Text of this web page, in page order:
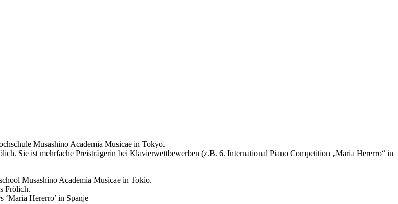
Musashino Academia Musicae in Tokyo.
Sie ist mehrfache Preisträgerin bei Klavierwettbewerben (z.B. 6. International Piano Competition „Maria Hererro“ in
Musashino Academia Musicae in Tokio.
Frölich.
‘Maria Hererro’ in Spanje